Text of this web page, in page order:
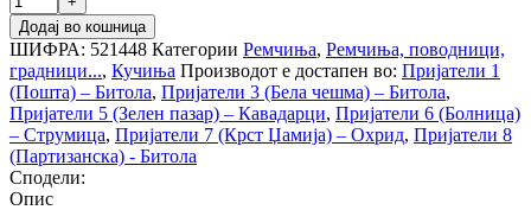
Додај во кошница
ШИФРА: 521448 Категории Ремчиња, Ремчиња, поводници,
градници..., Кучиња Производот е достапен во: Пријатели 1
(Пошта) – Битола, Пријатели 3 (Бела чешма) – Битола,
Пријатели 5 (Зелен пазар) – Кавадарци, Пријатели 6 (Болница)
– Струмица, Пријатели 7 (Крст Џамија) – Охрид, Пријатели 8
(Партизанска) - Битола
Сподели:
Опис